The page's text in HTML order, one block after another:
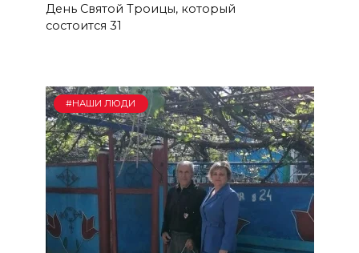
День Святой Троицы, который
состоится 31
#НАШИ ЛЮДИ